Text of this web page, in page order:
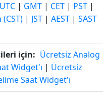
UTC | GMT | CET | PST |
(CST) | JST | AEST | SAST
için: Ücretsiz Analog
Widget'ı | Ücretsiz
Saat Widget'ı